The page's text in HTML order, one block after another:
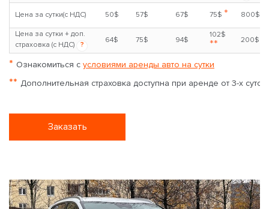
Цена за сутки(с НДС) 50$ 57$ 67$ 75$ * 800$
Цена за сутки + доп.
страховка (с НДС)
?
64$ 75$ 94$
102$
** 200$
* Ознакомиться с условиями аренды авто на сутки
** Дополнительная страховка доступна при аренде от 3-х суток
Заказать